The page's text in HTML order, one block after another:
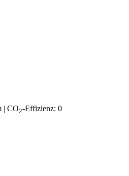
| CO2-Effizienz: 0